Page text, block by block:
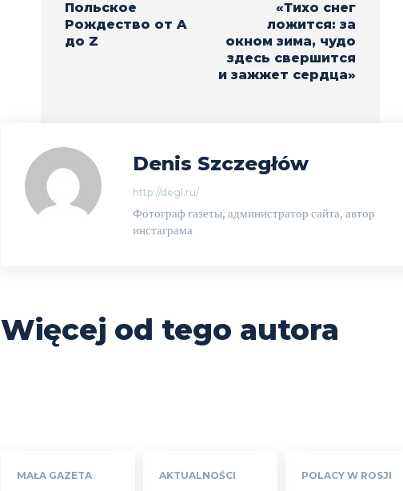
Польское
Рождество от A
до Z
«Тихо снег
ложится: за
окном зима, чудо
здесь свершится
и зажжет сердца»
Denis Szczegłów
http://degl.ru/
Фотограф газеты, администратор сайта, автор
инстаграма
Więcej od tego autora
MAŁA GAZETA AKTUALNOŚCI POLACY W ROSJI